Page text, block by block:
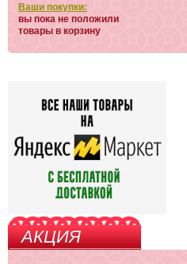
Ваши покупки:
вы пока не положили
товары в корзину
АКЦИЯ